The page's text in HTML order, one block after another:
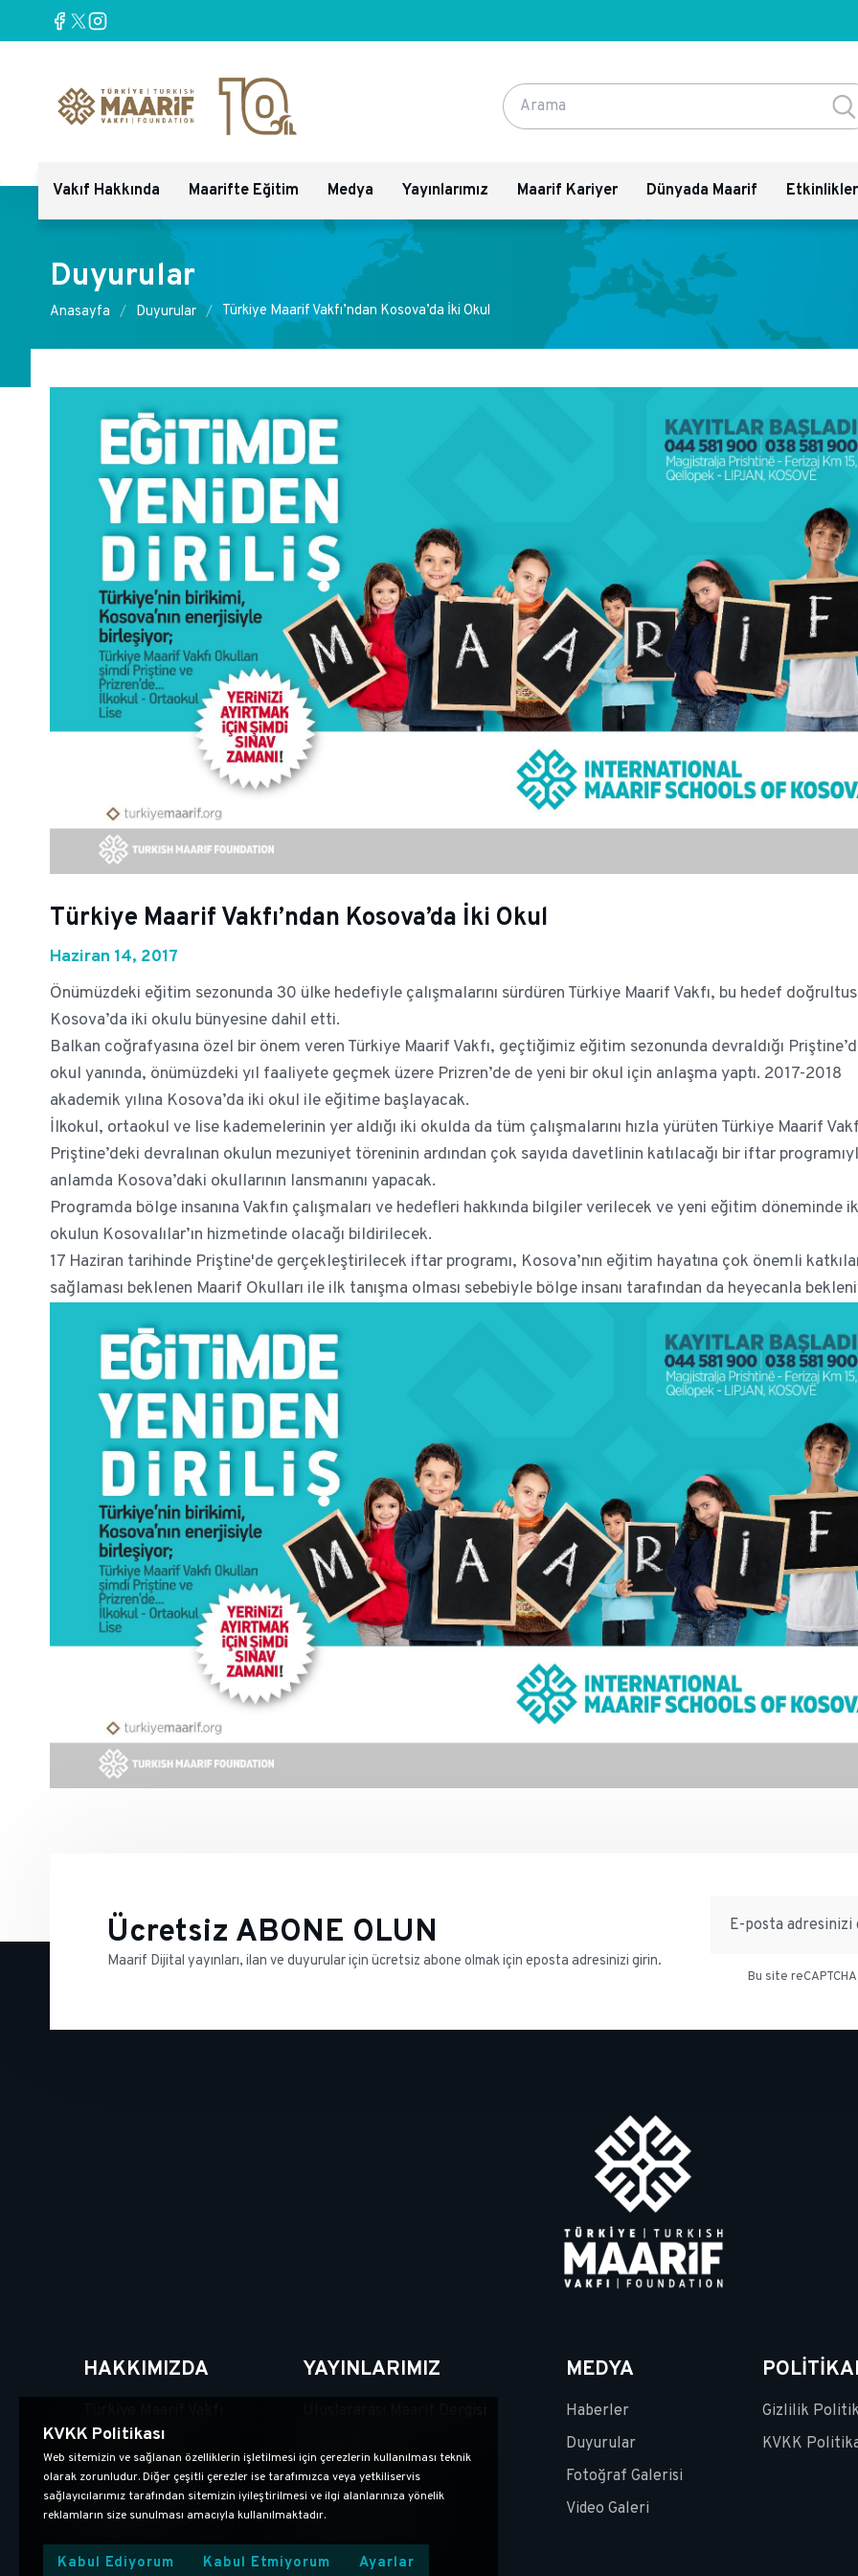
Vakıf Hakkında Maarifte Eğitim Medya Yayınlarımız Maarif Kariyer Dünyada Maarif
Duyurular
Anasayfa Duyurular Türkiye Maarif Vakfı’ndan Kosova’da İki Okul
Türkiye Maarif Vakfı’ndan Kosova’da İki Okul
Haziran 14, 2017
Önümüzdeki eğitim sezonunda 30 ülke hedefiyle çalışmalarını sürdüren Türkiye Maarif Vakfı, bu hedef
Kosova’da iki okulu bünyesine dahil etti.
Balkan coğrafyasına özel bir önem veren Türkiye Maarif Vakfı, geçtiğimiz eğitim sezonunda devraldığı
okul yanında, önümüzdeki yıl faaliyete geçmek üzere Prizren’de de yeni bir okul için anlaşma yaptı. 2017-2018
akademik yılına Kosova’da iki okul ile eğitime başlayacak.
İlkokul, ortaokul ve lise kademelerinin yer aldığı iki okulda da tüm çalışmalarını hızla yürüten Türkiye Maarif
Priştine’deki devralınan okulun mezuniyet töreninin ardından çok sayıda davetlinin katılacağı bir iftar
anlamda Kosova’daki okullarının lansmanını yapacak.
Programda bölge insanına Vakfın çalışmaları ve hedefleri hakkında bilgiler verilecek ve yeni eğitim döneminde
okulun Kosovalılar’ın hizmetinde olacağı bildirilecek.
17 Haziran tarihinde Priştine'de gerçekleştirilecek iftar programı, Kosova’nın eğitim hayatına çok önemli
sağlaması beklenen Maarif Okulları ile ilk tanışma olması sebebiyle bölge insanı tarafından da heyecanla
KVKK Politikası
Web sitemizin ve sağlanan özelliklerin işletilmesi için çerezlerin kullanılması teknik
olarak zorunludur. Diğer çeşitli çerezler ise tarafımızca veya yetkiliservis
sağlayıcılarımız tarafından sitemizin iyileştirilmesi ve ilgi alanlarınıza yönelik
reklamların size sunulması amacıyla kullanılmaktadır.
Kabul Ediyorum Kabul Etmiyorum Ayarlar
Ücretsiz ABONE OLUN
Maarif Dijital yayınları, ilan ve duyurular için ücretsiz abone olmak için eposta adresinizi girin.
Bu site
HAKKIMIZDA
Yönetim
Çalışma Alanları
Kurumsal Kimlik
İletişim
YAYINLARIMIZ
Kitaplar
Faaliyet Raporları
Yerel Yayınlar
MEDYA
Haberler
Duyurular
Fotoğraf Galerisi
Video Galeri
Gizlilik
KVKK